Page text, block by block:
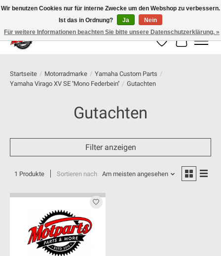
100% schweizer Onlineshop für Dein Motorrad
Wunschzettel
Ihr
Startseite / Motorradmarke / Yamaha Custom Parts /
Yamaha Virago XV SE ''Mono Federbein'' / Gutachten
Gutachten
Filter anzeigen
1 Produkte Sortieren nach Am meisten angesehen
Wir benutzen Cookies nur für interne Zwecke um den Webshop zu verbessern.
Ist das in Ordnung?
Ja
Nein
Für weitere Informationen beachten Sie bitte unsere Datenschutzerklärung. »